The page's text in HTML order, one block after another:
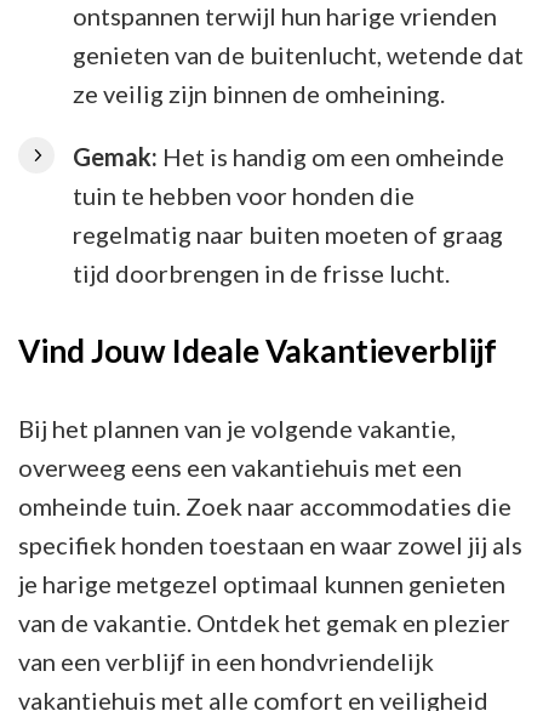
ontspannen terwijl hun harige vrienden
genieten van de buitenlucht, wetende dat
ze veilig zijn binnen de omheining.
Gemak: Het is handig om een ​​omheinde
tuin te hebben voor honden die
regelmatig naar buiten moeten of graag
tijd doorbrengen in de frisse lucht.
Vind Jouw Ideale Vakantieverblijf
Bij het plannen van je volgende vakantie,
overweeg eens een vakantiehuis met een
omheinde tuin. Zoek naar accommodaties die
specifiek honden toestaan en waar zowel jij als
je harige metgezel optimaal kunnen genieten
van de vakantie. Ontdek het gemak en plezier
van een verblijf in een hondvriendelijk
vakantiehuis met alle comfort en veiligheid